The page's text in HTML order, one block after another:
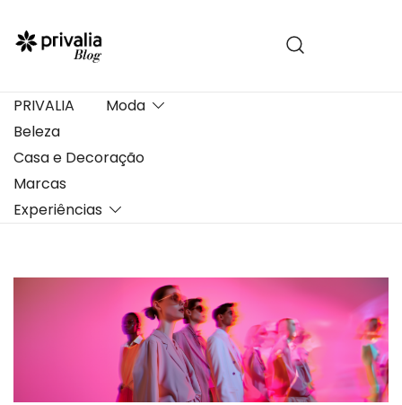
conteúdo
PRIVALIA
Moda
Beleza
Casa e Decoração
Marcas
Experiências